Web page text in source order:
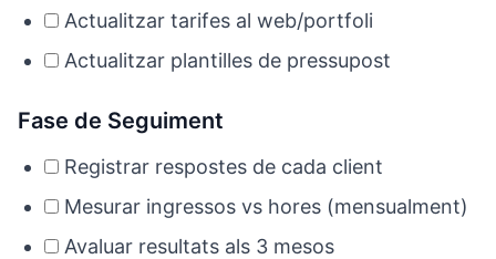
Actualitzar tarifes al web/portfoli
Actualitzar plantilles de pressupost
Fase de Seguiment
Registrar respostes de cada client
Mesurar ingressos vs hores (mensualment)
Avaluar resultats als 3 mesos